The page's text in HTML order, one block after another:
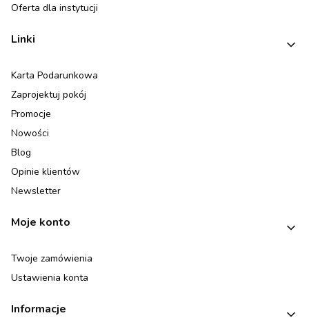
Oferta dla instytucji
Linki
Karta Podarunkowa
Zaprojektuj pokój
Promocje
Nowości
Blog
Opinie klientów
Newsletter
Moje konto
Twoje zamówienia
Ustawienia konta
Informacje